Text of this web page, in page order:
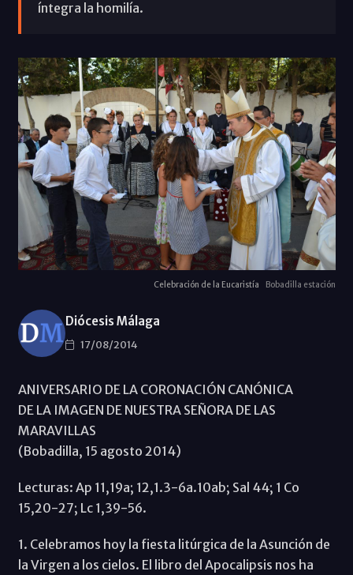
íntegra la homilía.
Celebración de la Eucaristía Bobadilla estación
Diócesis Málaga
17/08/2014
ANIVERSARIO DE LA CORONACIÓN CANÓNICA
DE LA IMAGEN DE NUESTRA SEÑORA DE LAS
MARAVILLAS
(Bobadilla, 15 agosto 2014)
Lecturas: Ap 11,19a; 12,1.3-6a.10ab; Sal 44; 1 Co
15,20-27; Lc 1,39-56.
1. Celebramos hoy la fiesta litúrgica de la Asunción de
la Virgen a los cielos. El libro del Apocalipsis nos ha